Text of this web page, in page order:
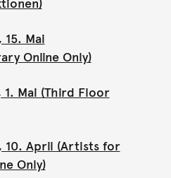
Mai
Online Only)
1. Mai (Third Floor
10. April (Artists for
Only)